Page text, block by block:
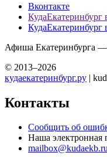
Вконтакте
КудаЕкатеринбург
КудаЕкатеринбург
Афиша Екатеринбурга —
© 2013–2026
кудаекатеринбург.ру |
Контакты
Сообщить об
Наша электронная